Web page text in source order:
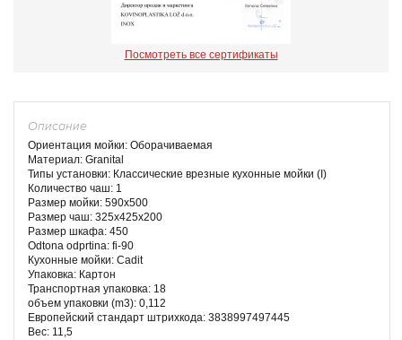
Посмотреть все сертификаты
Описание
Ориентация мойки: Оборачиваемая
Материал: Granital
Типы установки: Классические врезные кухонные мойки (I)
Количество чаш: 1
Размер мойки: 590x500
Размер чаш: 325x425x200
Размер шкафа: 450
Odtona odprtina: fi-90
Кухонные мойки: Cadit
Упаковка: Картон
Транспортная упаковка: 18
объем упаковки (m3): 0,112
Европейский стандарт штрихкода: 3838997497445
Вес: 11,5